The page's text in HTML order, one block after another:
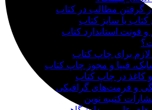
گرفتن مطالب در کتاب
کتاب یا سایز کتاب
و فونت استاندارد کتاب
برای چاپ کتاب
فیپا و مجوز چاپ کتاب
و کاغذ در چاپ کتاب
و فرمت‌های گرافیکی
کتیبه نوین